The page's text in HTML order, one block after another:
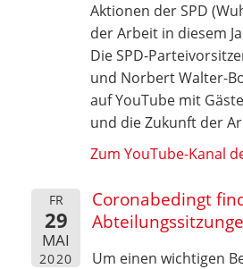
Aktionen der SPD
der Arbeit in diesem
Die SPD-
und Norbert Walter-
auf YouTube mit
und die Zukunft der
Zum YouTube-Kanal
FR
29
MAI
2020
Coronabedingt
Um einen wichtigen